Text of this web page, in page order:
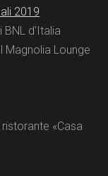
2019
BNL d'Italia
Magnolia Lounge
«Casa